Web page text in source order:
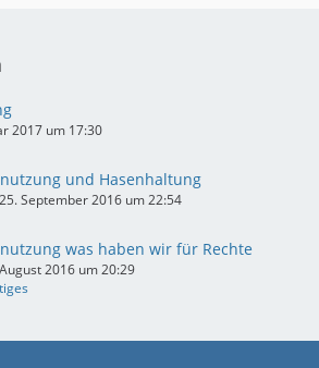
2017 um 17:30
und Hasenhaltung
25. September 2016 um 22:54
was haben wir für Rechte
2016 um 20:29